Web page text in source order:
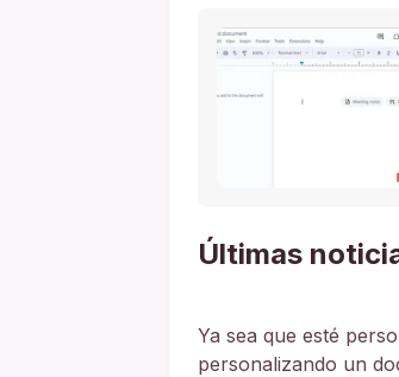
Últimas
Ya sea que esté
personalizando un